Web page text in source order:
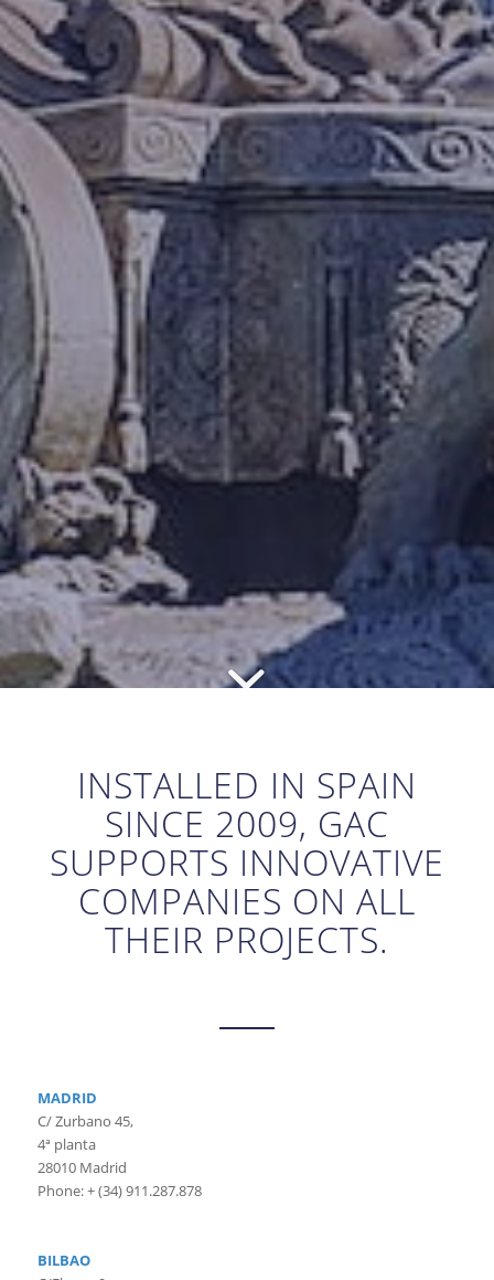
INSTALLED IN SPAIN
SINCE 2009, GAC
SUPPORTS INNOVATIVE
COMPANIES ON ALL
THEIR PROJECTS.
MADRID
C/ Zurbano 45,
4ª planta
28010 Madrid
Phone: + (34) 911.287.878
BILBAO